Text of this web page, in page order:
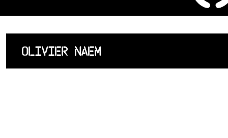
ACCUEIL
LISTE DES
OLIVIER NAEM